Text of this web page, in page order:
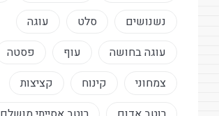
נשנושים
סלט
עוגה
עוגה בחושה
עוף
פסטה
צמחוני
קינוח
קציצות